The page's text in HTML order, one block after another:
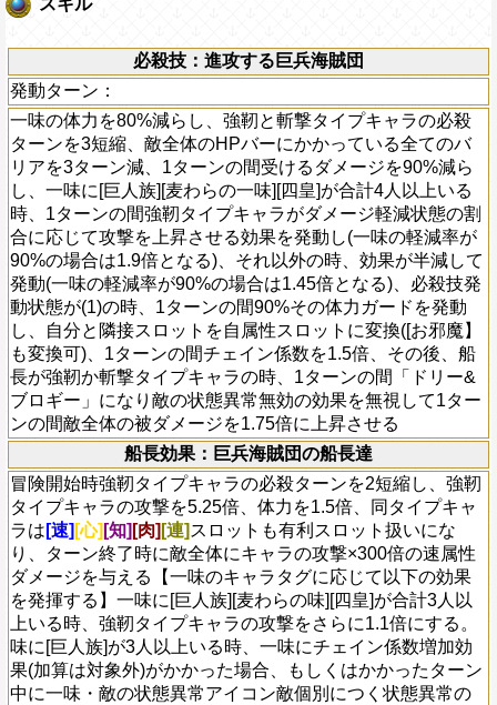
必殺技：進攻する巨兵海賊団
発動ターン：
一味の体力を80%減らし、強靭と斬撃タイプキャラの必殺
ターンを3短縮、敵全体のHPバーにかかっている全てのバ
リアを3ターン減、1ターンの間受けるダメージを90%減ら
し、一味に[巨人族][麦わらの一味][四皇]が合計4人以上いる
時、1ターンの間強靭タイプキャラがダメージ軽減状態の割
合に応じて攻撃を上昇させる効果を発動し(一味の軽減率が
90%の場合は1.9倍となる)、それ以外の時、効果が半減して
発動(一味の軽減率が90%の場合は1.45倍となる)、必殺技発
動状態が(1)の時、1ターンの間90%その体力ガードを発動
し、自分と隣接スロットを自属性スロットに変換([お邪魔】
も変換可)、1ターンの間チェイン係数を1.5倍、その後、船
長が強靭か斬撃タイプキャラの時、1ターンの間「ドリー&
ブロギー」になり敵の状態異常無効の効果を無視して1ター
ンの間敵全体の被ダメージを1.75倍に上昇させる
船長効果：巨兵海賊団の船長達
冒険開始時強靭タイプキャラの必殺ターンを2短縮し、強靭
タイプキャラの攻撃を5.25倍、体力を1.5倍、同タイプキャ
ラは [速] [心] [知] [肉] [連] スロットも有利スロット扱いにな
り、ターン終了時に敵全体にキャラの攻撃×300倍の速属性
ダメージを与える【一味のキャラタグに応じて以下の効果
を発揮する】一味に[巨人族][麦わらの味][四皇]が合計3人以
上いる時、強靭タイプキャラの攻撃をさらに1.1倍にする。
味に[巨人族]が3人以上いる時、一味にチェイン係数増加効
果(加算は対象外)がかかった場合、もしくはかかったターン
中に一味・敵の状態異常アイコン敵個別につく状態異常の